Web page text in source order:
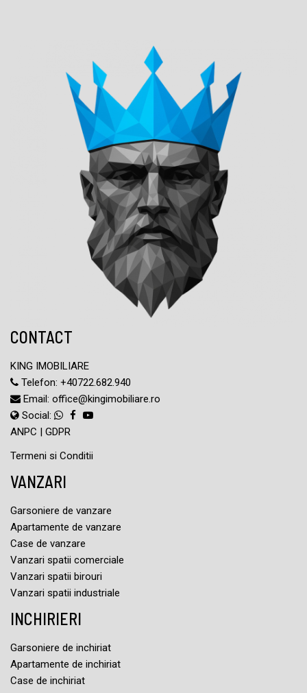
CONTACT
KING IMOBILIARE
Telefon: +40722.682.940
Email: office@kingimobiliare.ro
Social:
ANPC | GDPR
Termeni si Conditii
VANZARI
Garsoniere de vanzare
Apartamente de vanzare
Case de vanzare
Vanzari spatii comerciale
Vanzari spatii birouri
Vanzari spatii industriale
INCHIRIERI
Garsoniere de inchiriat
Apartamente de inchiriat
Case de inchiriat